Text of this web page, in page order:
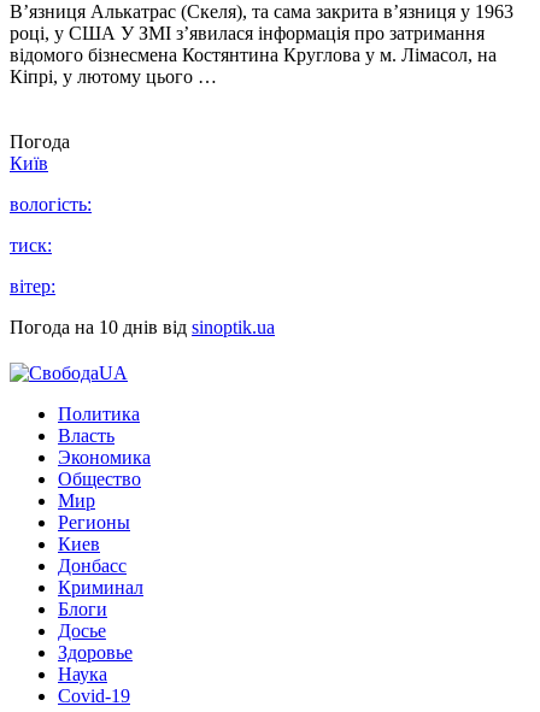
В’язниця Алькатрас (Скеля), та сама закрита в’язниця у 1963
році, у США У ЗМІ з’явилася інформація про затримання
відомого бізнесмена Костянтина Круглова у м. Лімасол, на
Кіпрі, у лютому цього …
Погода
Київ
вологість:
тиск:
вітер:
Погода на 10 днів від sinoptik.ua
Политика
Власть
Экономика
Общество
Мир
Регионы
Киев
Донбасс
Криминал
Блоги
Досье
Здоровье
Наука
Covid-19